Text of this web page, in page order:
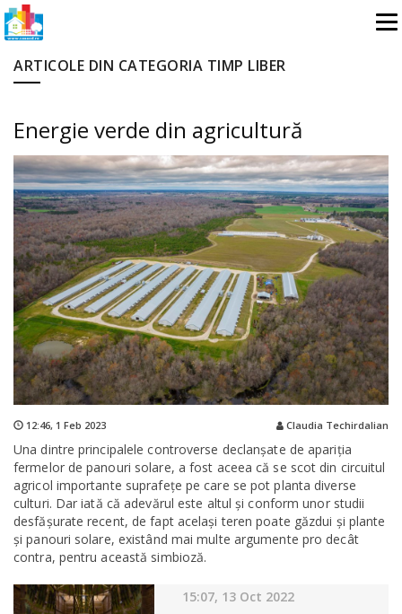
ARTICOLE DIN CATEGORIA TIMP LIBER
Energie verde din agricultură
12:46, 1 Feb 2023 Claudia Techirdalian
Una dintre principalele controverse declanșate de apariția
fermelor de panouri solare, a fost aceea că se scot din circuitul
agricol importante suprafețe pe care se pot planta diverse
culturi. Dar iată că adevărul este altul și conform unor studii
desfășurate recent, de fapt același teren poate găzdui și plante
și panouri solare, existând mai multe argumente pro decât
contra, pentru această simbioză.
15:07, 13 Oct 2022